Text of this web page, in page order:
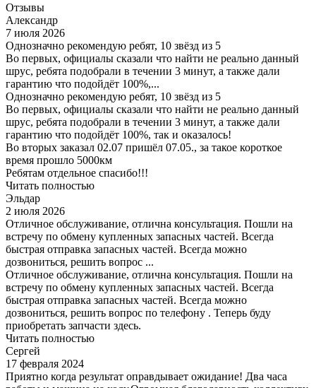
Отзывы
Александр
7 июля 2026
Однозначно рекомендую ребят, 10 звёзд из 5
Во первых, официалы сказали что найти не реально данный
шрус, ребята подобрали в течении 3 минут, а также дали
гарантию что подойдёт 100%,...
Однозначно рекомендую ребят, 10 звёзд из 5
Во первых, официалы сказали что найти не реально данный
шрус, ребята подобрали в течении 3 минут, а также дали
гарантию что подойдёт 100%, так и оказалось!
Во вторых заказал 02.07 пришёл 07.05., за такое короткое
время прошло 5000км
Ребятам отдельное спасибо!!!
Читать полностью
Эльдар
2 июля 2026
Отличное обслуживание, отлична консультация. Пошли на
встречу по обмену купленных запасных частей. Всегда
быстрая отправка запасных частей. Всегда можно
дозвониться, решить вопрос ...
Отличное обслуживание, отлична консультация. Пошли на
встречу по обмену купленных запасных частей. Всегда
быстрая отправка запасных частей. Всегда можно
дозвониться, решить вопрос по телефону . Теперь буду
приобретать запчасти здесь.
Читать полностью
Сергей
17 февраля 2024
Приятно когда результат оправдывает ожидание! Два часа